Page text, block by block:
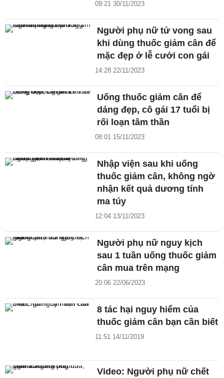
09:21 30/11/2023
Người phụ nữ tử vong sau
khi dùng thuốc giảm cân để
mặc đẹp ở lễ cưới con gái
14:28 22/11/2023
Uống thuốc giảm cân để
dáng đẹp, cô gái 17 tuổi bị
rối loạn tâm thần
08:01 15/11/2023
Nhập viện sau khi uống
thuốc giảm cân, không ngờ
nhận kết quả dương tính
ma túy
12:04 13/11/2023
Người phụ nữ nguy kịch
sau 1 tuần uống thuốc giảm
cân mua trên mạng
20:06 22/06/2023
8 tác hại nguy hiểm của
thuốc giảm cân bạn cần biết
11:51 14/11/2019
Video: Người phụ nữ chết